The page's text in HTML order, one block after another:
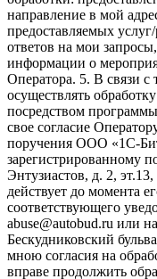
направление в мой
предоставляемых
ответов на мои
информации о
Оператора. 5. В связи
осуществлять
посредством
свое согласие
поручения ООО «1С-
зарегистрированному
Энтузиастов, д. 2,
действует до момента
соответствующего
abuse@autobud.ru или
Бескудниковский
мною согласия на
вправе продолжить